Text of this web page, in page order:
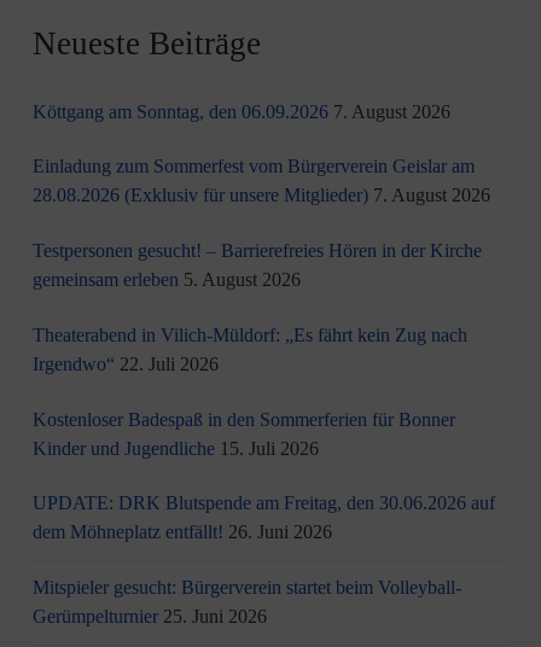
Neueste Beiträge
Köttgang am Sonntag, den 06.09.2026 7. August 2026
Einladung zum Sommerfest vom Bürgerverein Geislar am
28.08.2026 (Exklusiv für unsere Mitglieder) 7. August 2026
Testpersonen gesucht! – Barrierefreies Hören in der Kirche
gemeinsam erleben 5. August 2026
Theaterabend in Vilich-Müldorf: „Es fährt kein Zug nach
Irgendwo“ 22. Juli 2026
Kostenloser Badespaß in den Sommerferien für Bonner
Kinder und Jugendliche 15. Juli 2026
UPDATE: DRK Blutspende am Freitag, den 30.06.2026 auf
dem Möhneplatz entfällt! 26. Juni 2026
Mitspieler gesucht: Bürgerverein startet beim Volleyball-
Gerümpelturnier 25. Juni 2026